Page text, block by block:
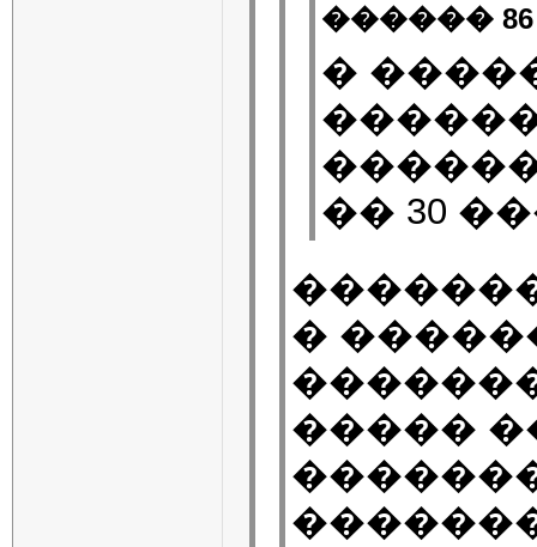
������
�
�� 30
�
�����